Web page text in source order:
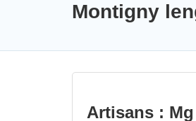
Montigny
Artisans :